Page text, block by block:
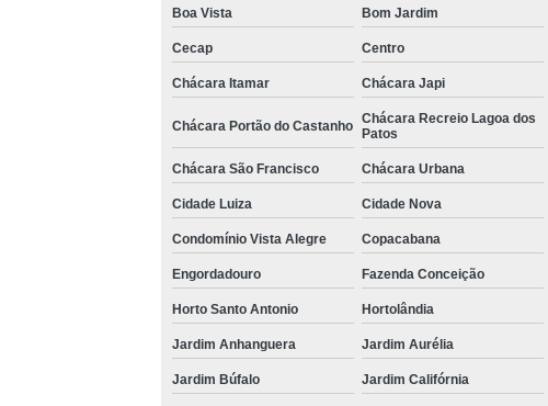
Boa Vista Bom Jardim
Cecap Centro
Chácara Itamar Chácara Japi
Chácara Portão do Castanho Chácara Recreio Lagoa dos
Patos
Chácara São Francisco Chácara Urbana
Cidade Luiza Cidade Nova
Condomínio Vista Alegre Copacabana
Engordadouro Fazenda Conceição
Horto Santo Antonio Hortolândia
Jardim Anhanguera Jardim Aurélia
Jardim Búfalo Jardim Califórnia